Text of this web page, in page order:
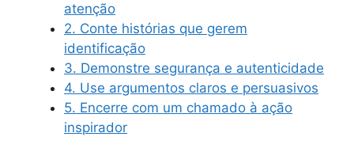
atenção
2. Conte histórias que gerem
identificação
3. Demonstre segurança e autenticidade
4. Use argumentos claros e persuasivos
5. Encerre com um chamado à ação
inspirador